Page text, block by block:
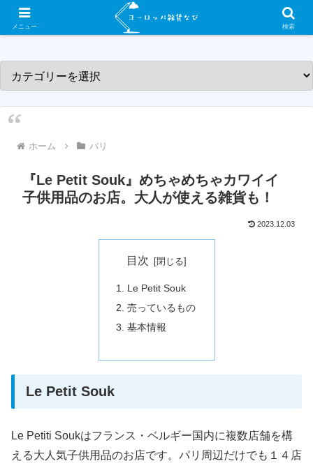
ヨーロッパ各国の素敵な雑貨屋さんを紹介するサイトです！
ホーム パリ
『Le Petit Souk』めちゃめちゃカワイイ
子供用品のお店。大人が使える雑貨も！
2023.12.03
目次
Le Petit Souk
売っているもの
基本情報
Le Petit Souk
Le Petiti Soukはフランス・ベルギー国内に複数店舗を構
える大人気子供用品のお店です。パリ周辺だけでも１４店
メニュー 検索